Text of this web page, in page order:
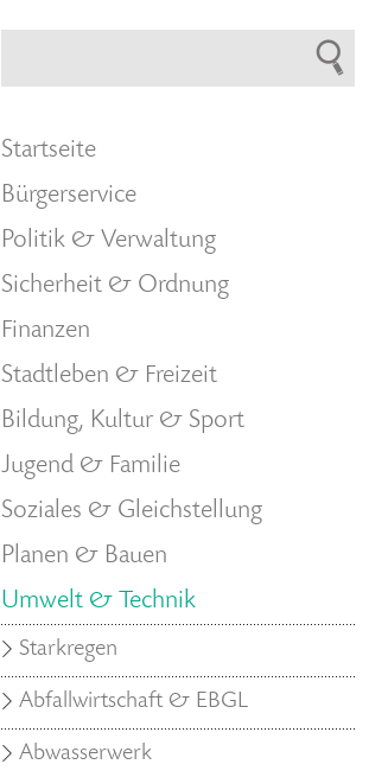
Startseite
Bürgerservice
Politik & Verwaltung
Sicherheit & Ordnung
Finanzen
Stadtleben & Freizeit
Bildung, Kultur & Sport
Jugend & Familie
Soziales & Gleichstellung
Planen & Bauen
Umwelt & Technik
Starkregen
Abfallwirtschaft & EBGL
Abwasserwerk